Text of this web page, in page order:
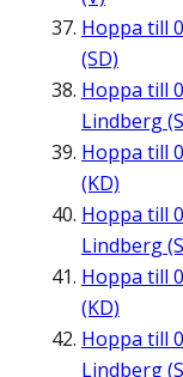
Hoppa till
(SD)
Hoppa till
Lindberg
Hoppa till
(KD)
Hoppa till
Lindberg
Hoppa till
(KD)
Hoppa till
Lindberg